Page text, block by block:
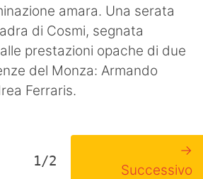
amara. Una serata
di Cosmi, segnata
prestazioni opache di due
del Monza: Armando
Ferraris.
1/2
→
Successivo